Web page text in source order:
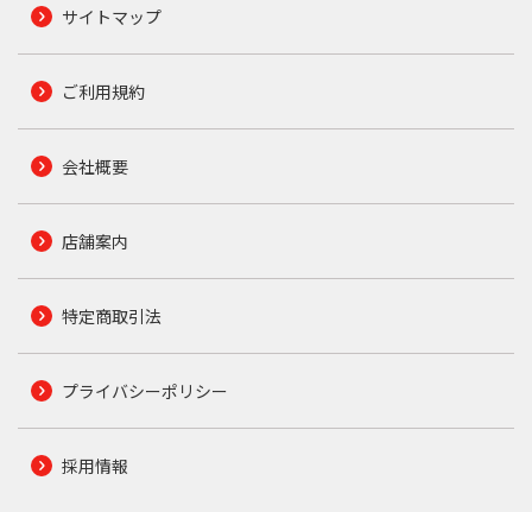
サイトマップ
ご利用規約
会社概要
店舗案内
特定商取引法
プライバシーポリシー
採用情報